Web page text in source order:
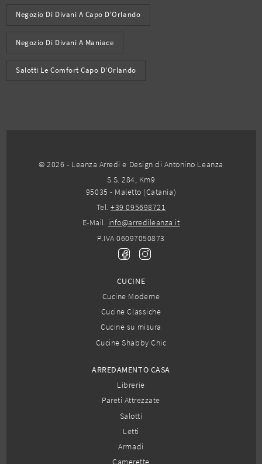
Negozio Di Divani A Capo D'Orlando
Negozio Di Divani A Maniace
Salotti Le Comfort Capo D'Orlando
© 2026 - Leanza Arredi e Design di Antonino Leanza
S.S. 284, Km9
95035 - Maletto (Catania)
Tel.+39 095698721
E-Mail. info@arredileanza.it
P.IVA 06097050873
CUCINE
Cucine Moderne
Cucine Classiche
Cucine su misura
Cucine Shabby Chic
ARREDAMENTO CASA
Librerie
Pareti Attrezzate
Salotti
Letti
Armadi